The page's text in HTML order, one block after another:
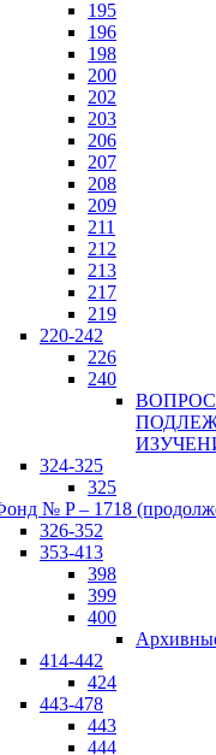
195
196
198
200
202
203
206
207
208
209
211
212
213
217
219
220-242
226
240
324-325
325
№ P – 1718
326-352
353-413
398
399
400
414-442
424
443-478
443
444